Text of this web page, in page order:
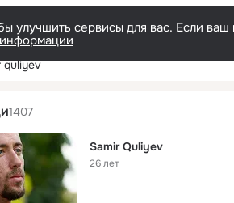
улучшить сервисы для вас. Если
quliyev
1407
Samir Quliyev
26 лет